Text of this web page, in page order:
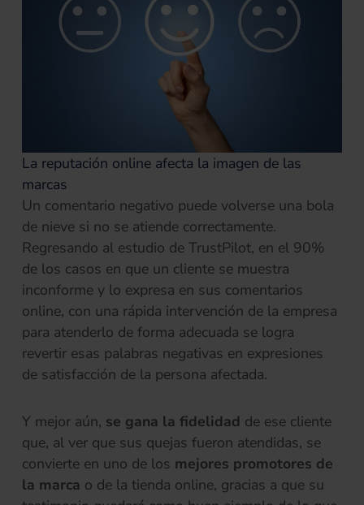
La reputación online afecta la imagen de las
marcas
Un comentario negativo puede volverse una bola
de nieve si no se atiende correctamente.
Regresando al estudio de TrustPilot, en el 90%
de los casos en que un cliente se muestra
inconforme y lo expresa en sus comentarios
online, con una rápida intervención de la empresa
para atenderlo de forma adecuada se logra
revertir esas palabras negativas en expresiones
de satisfacción de la persona afectada.
Y mejor aún, se gana la fidelidad de ese cliente
que, al ver que sus quejas fueron atendidas, se
convierte en uno de los mejores promotores de
la marca o de la tienda online, gracias a que su